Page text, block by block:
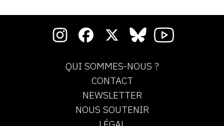
QUI SOMMES-NOUS ?
CONTACT
NEWSLETTER
NOUS SOUTENIR